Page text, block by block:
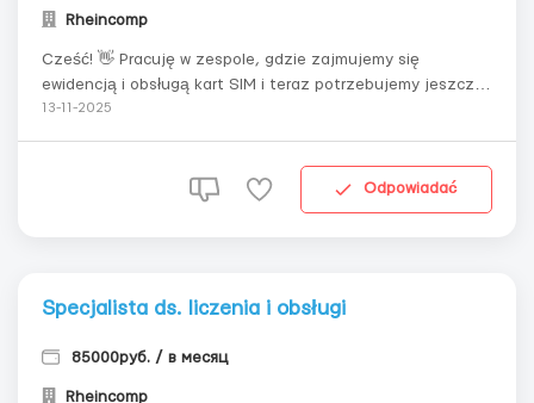
Rheincomp
Cześć! 👋 Pracuję w zespole, gdzie zajmujemy się
ewidencją i obsługą kart SIM i teraz potrzebujemy jeszcze
jednej osoby.Co wchodzi w zadania: — Prowadzenie
porę ich przedłużanie;...
13-11-2025
Odpowiadać
Specjalista ds. liczenia i obsługi
85000руб. / в месяц
Rheincomp